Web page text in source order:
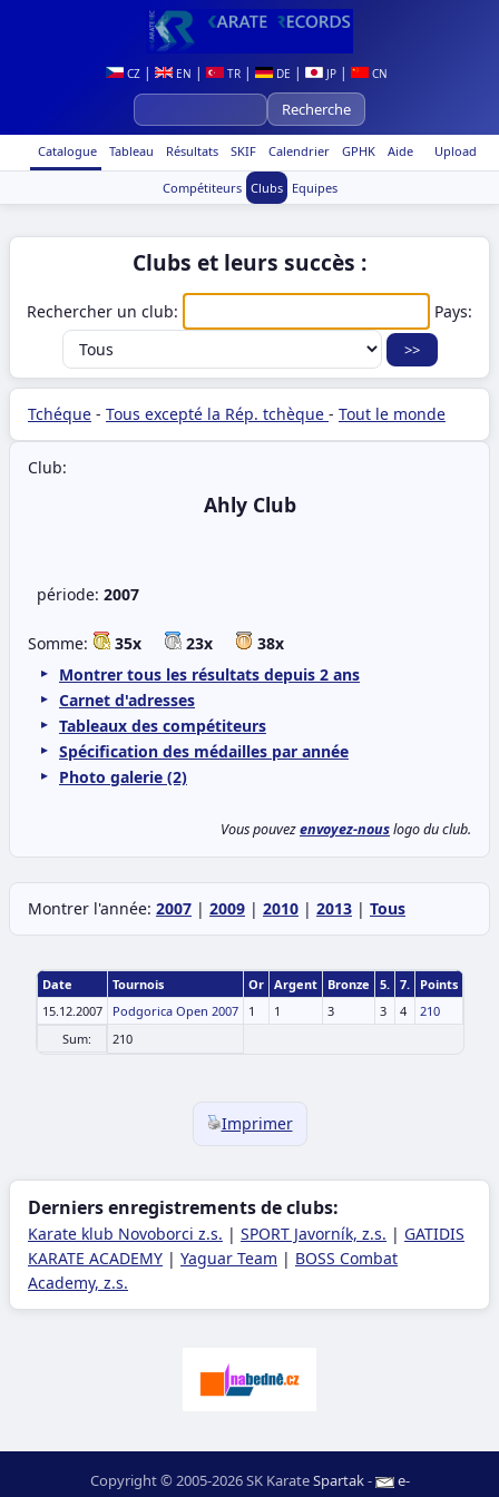
CZ| EN | TR| DE | JP| CN
Upload
Catalogue Tableau Résultats SKIF Calendrier GPHK Aide
Compétiteurs Clubs Equipes
Clubs et leurs succès :
Rechercher un club: Pays:
Tchéque - Tous excepté la Rép. tchèque - Tout le monde
Club:
Ahly Club
période: 2007
Somme: 35x 23x
38x
Montrer tous les résultats depuis 2 ans
Carnet d'adresses
Tableaux des compétiteurs
Spécification des médailles par année
Photo galerie (2)
Vous pouvezenvoyez-nouslogo du club.
Montrer l'année: 2007 | 2009 | 2010 | 2013 | Tous
Date Tournois Or Argent Bronze 5. 7.
Points
15.12.2007
Podgorica Open 2007 1 1 3 3 4
210
Sum:
210
Imprimer
Derniers enregistrements de clubs:
Karate klub Novoborci z.s. | SPORT Javorník, z.s. | GATIDIS
KARATE ACADEMY | Yaguar Team | BOSS Combat
Academy, z.s.
Copyright © 2005-2026 SK KarateSpartak-
e-